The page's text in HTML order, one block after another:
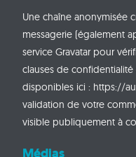
Une chaîne anonymisée
messagerie (également
service Gravatar pour
clauses de
disponibles ici : https://
validation de votre
visible publiquement à
Médias